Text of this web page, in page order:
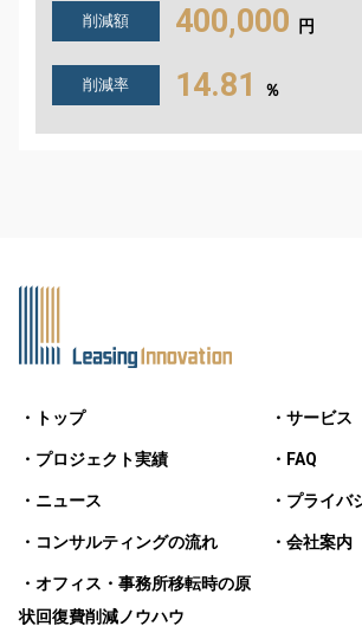
削減額 400,000 円
削減率 14.81 ％
・トップ ・サービス
・プロジェクト実績 ・FAQ
・ニュース ・プライバ
・コンサルティングの流れ ・会社案内
・オフィス・事務所移転時の原
状回復費削減ノウハウ